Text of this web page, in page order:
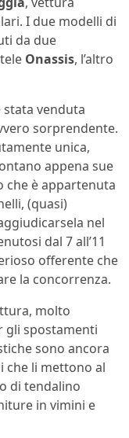
I due modelli di
da due
Onassis, l’altro
stata venduta
sorprendente.
unica,
appena sue
che è appartenuta
(quasi)
nel
dal 7 all’11
offerente che
la concorrenza.
molto
gli spostamenti
sono ancora
che li mettono al
di tendalino
in vimini e